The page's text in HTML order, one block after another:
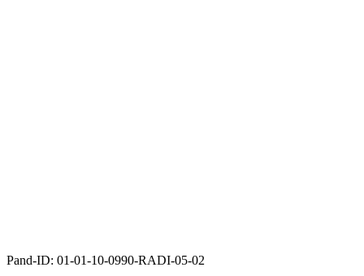
Pand-ID: 01-01-10-0990-RADI-05-02